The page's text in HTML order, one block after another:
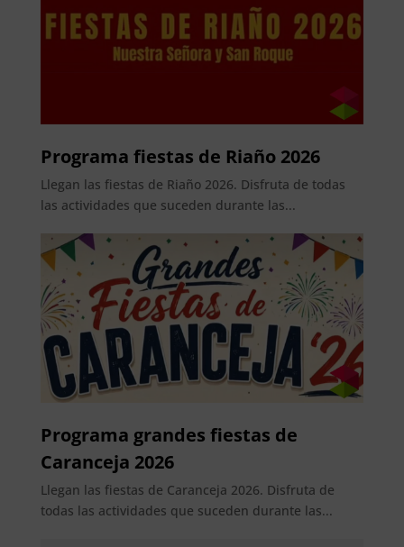
Programa fiestas de Riaño 2026
Llegan las fiestas de Riaño 2026. Disfruta de todas
las actividades que suceden durante las...
Programa grandes fiestas de
Caranceja 2026
Llegan las fiestas de Caranceja 2026. Disfruta de
todas las actividades que suceden durante las...